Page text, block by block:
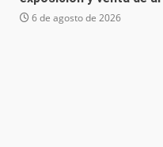
6 de agosto de 2026